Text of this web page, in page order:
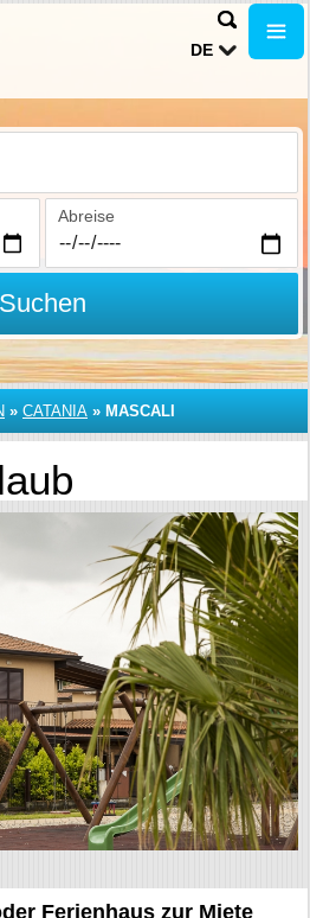
DE
Abreise
Suchen
» CATANIA » MASCALI
Ferienhaus zur Miete